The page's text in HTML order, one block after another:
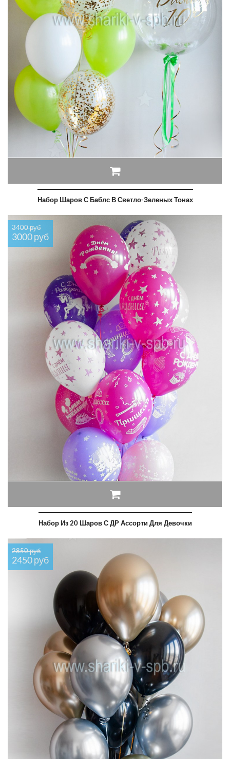
Набор Шаров С Баблс В Светло-Зеленых Тонах
3400 руб
3000 руб
Набор Из 20 Шаров С ДР Ассорти Для Девочки
2850 руб
2450 руб